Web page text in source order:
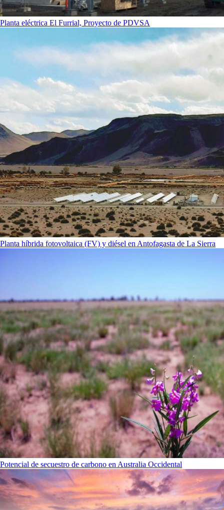
Planta eléctrica El Furrial, Proyecto de PDVSA
Planta híbrida fotovoltaica (FV) y diésel en Antofagasta de La Sierra
Potencial de secuestro de carbono en Australia Occidental